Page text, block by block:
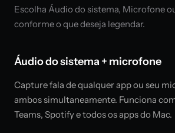
Escolha Áudio do sistema, Microfone
conforme o que deseja legendar.
Áudio do sistema + microfone
Capture fala de qualquer app ou seu
ambos simultaneamente. Funciona
Teams, Spotify e todos os apps do Mac.